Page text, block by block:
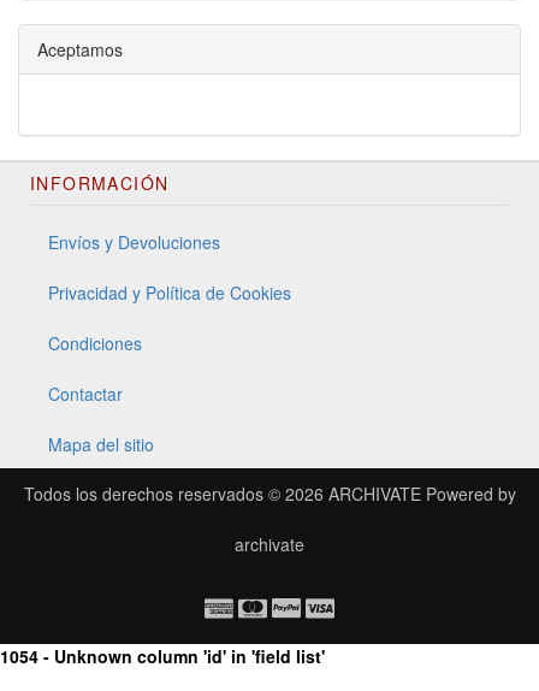
Aceptamos
INFORMACIÓN
Envíos y Devoluciones
Privacidad y Política de Cookies
Condiciones
Contactar
Mapa del sitio
Todos los derechos reservados © 2026 ARCHIVATEPowered by
archivate
1054 - Unknown column 'id' in 'field list'